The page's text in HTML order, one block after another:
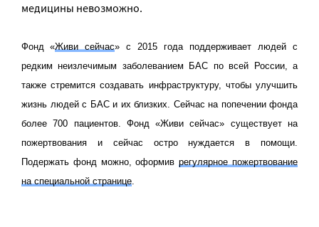
медицины невозможно.
Фонд «Живи сейчас» с 2015 года поддерживает людей с
редким неизлечимым заболеванием БАС по всей России, а
также стремится создавать инфраструктуру, чтобы улучшить
жизнь людей с БАС и их близких. Сейчас на попечении фонда
более 700 пациентов. Фонд «Живи сейчас» существует на
пожертвования и сейчас остро нуждается в помощи.
Подержать фонд можно, оформив регулярное пожертвование
на специальной странице.